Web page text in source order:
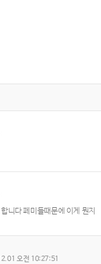
니다 페미들때문에 이게 뭔지
오전 10:27:51